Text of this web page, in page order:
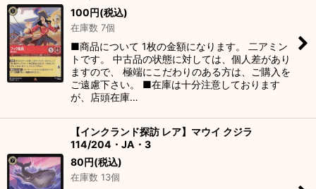
100円(税込)
在庫数 7個
■商品について 1枚の金額になります。 二アミン
トです。 中古品の状態に対しては、個人差があり
ますので、 極端にこだわりのある方は、ご購入を
ご遠慮下さい。 ■在庫は十分注意しております
が、店頭在庫…
【インクランド探訪 レア】マウイ クジラ
114/204・JA・3
80円(税込)
在庫数 13個